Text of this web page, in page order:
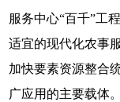
服务中心“百千”工
适宜的现代化农事
加快要素资源整合
广应用的主要载体